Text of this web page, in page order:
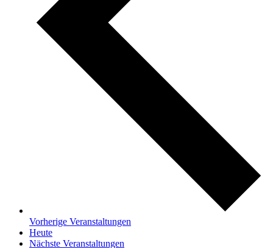
Vorherige Veranstaltungen
Heute
Nächste Veranstaltungen